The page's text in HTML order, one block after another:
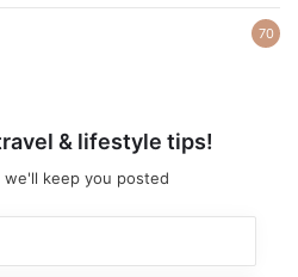
70
& lifestyle tips!
we'll keep you posted